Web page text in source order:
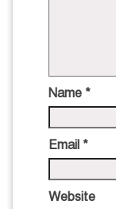
Name *
Email *
Website